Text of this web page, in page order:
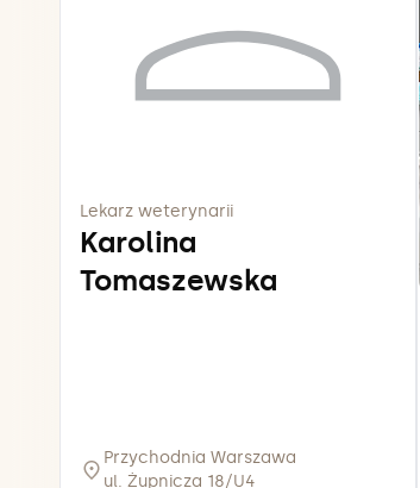
Lekarz weterynarii
Karolina
Tomaszewska
Przychodnia Warszawa
ul. Żupnicza 18/U4